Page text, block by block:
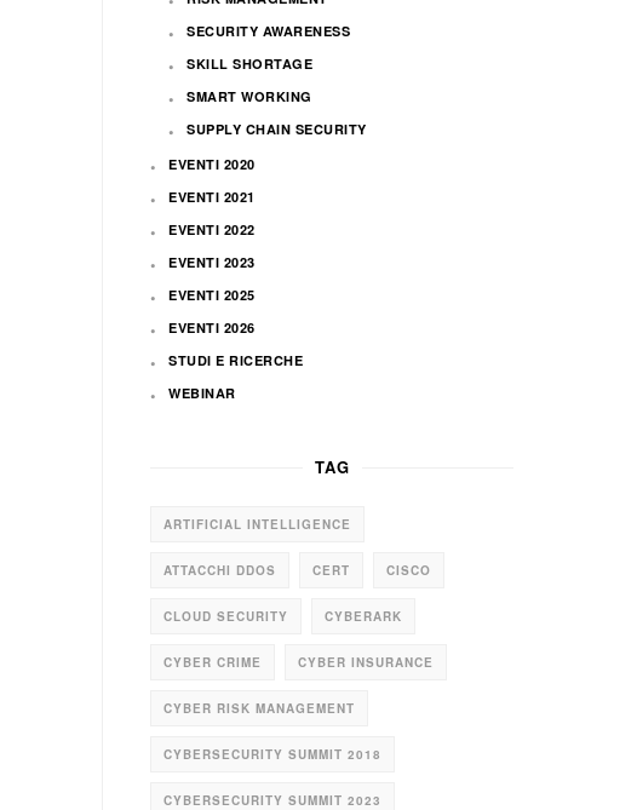
SECURITY AWARENESS
SKILL SHORTAGE
SMART WORKING
SUPPLY CHAIN SECURITY
EVENTI 2020
EVENTI 2021
EVENTI 2022
EVENTI 2023
EVENTI 2025
EVENTI 2026
STUDI E RICERCHE
WEBINAR
TAG
ARTIFICIAL INTELLIGENCE
ATTACCHI DDOS CERT CISCO
CLOUD SECURITY CYBERARK
CYBER CRIME CYBER INSURANCE
CYBER RISK MANAGEMENT
CYBERSECURITY SUMMIT 2018
CYBERSECURITY SUMMIT 2023